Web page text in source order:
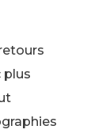
plus